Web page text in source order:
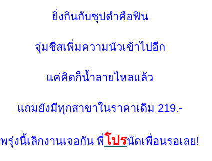
ิ่งกินกับซุปดำคือฟิน
จุ่มชีสเพิ่มความนัวเข้าไปอีก
ค่คิดก็น้ำลายไหลแล้ว
ถมยังมีทุกสาขาในราคาเดิม 219.-
พรุ่งนี้เลิกงานเจอกัน พี่ปรนัดเพื่อนรอเลย!